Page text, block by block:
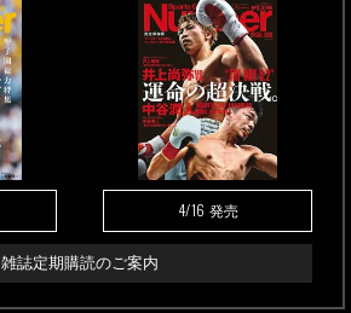
4/16 発売
雑誌定期購読のご案内